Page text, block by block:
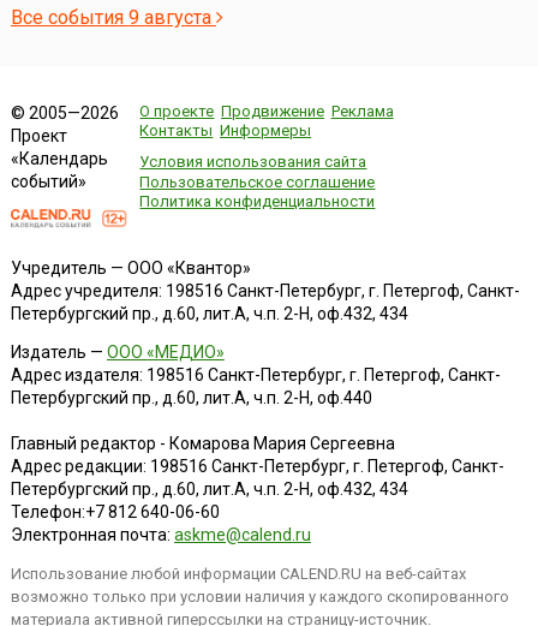
Все события 9 августа
© 2005—2026
Проект
«Календарь
событий»
О проекте Продвижение Реклама
Контакты Информеры
Условия использования сайта
Пользовательское соглашение
Политика конфиденциальности
Учредитель — ООО «Квантор»
Адрес учредителя: 198516 Санкт-Петербург, г. Петергоф, Санкт-
Петербургский пр., д.60, лит.А, ч.п. 2-Н, оф.432, 434
Издатель — ООО «МЕДИО»
Адрес издателя: 198516 Санкт-Петербург, г. Петергоф, Санкт-
Петербургский пр., д.60, лит.А, ч.п. 2-Н, оф.440
Главный редактор - Комарова Мария Сергеевна
Адрес редакции: 198516 Санкт-Петербург, г. Петергоф, Санкт-
Петербургский пр., д.60, лит.А, ч.п. 2-Н, оф.432, 434
Телефон:+7 812 640-06-60
Электронная почта: askme@calend.ru
Использование любой информации CALEND.RU на веб-сайтах
возможно только при условии наличия у каждого скопированного
материала активной гиперссылки на страницу-источник.